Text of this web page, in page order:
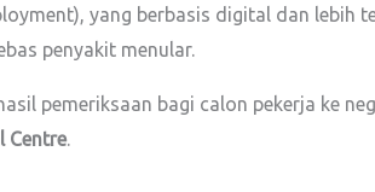
yang berbasis digital dan lebih
penyakit menular.
pemeriksaan bagi calon pekerja ke
Centre.